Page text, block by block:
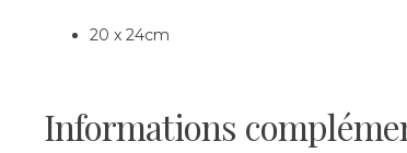
20 x 24cm
Informations